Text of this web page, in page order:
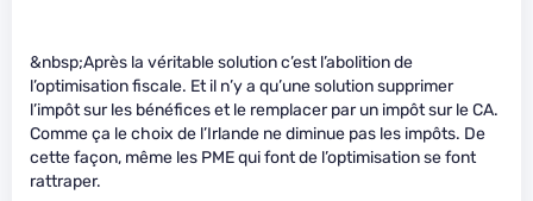
&nbsp;Après la véritable solution c’est l’abolition de
l’optimisation fiscale. Et il n’y a qu’une solution supprimer
l’impôt sur les bénéfices et le remplacer par un impôt sur le CA.
Comme ça le choix de l’Irlande ne diminue pas les impôts. De
cette façon, même les PME qui font de l’optimisation se font
rattraper.